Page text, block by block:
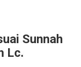
Sunnah
Lc.